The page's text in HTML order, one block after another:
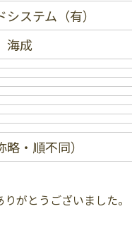
システム（有）
海成
略・順不同）
がとうございました。